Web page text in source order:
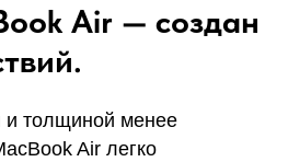
Air — создан
и толщиной менее
Air легко